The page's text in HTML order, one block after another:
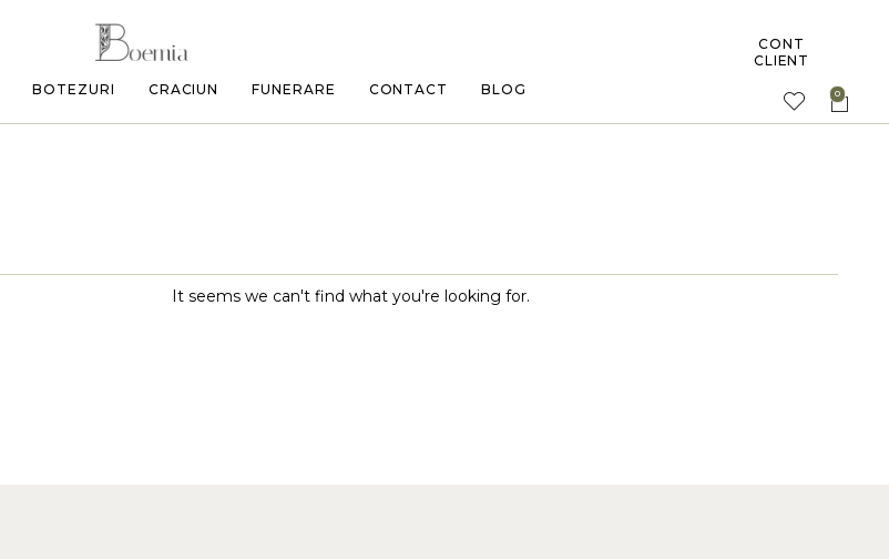
BOTEZURI CRACIUN FUNERARE CONTACT BLOG
CONT
CLIENT
It seems we can't find what you're looking for.